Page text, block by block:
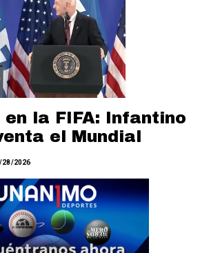
la FIFA: Infantino
el Mundial
28/2026